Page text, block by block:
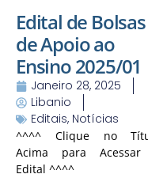
Edital de Bolsas
de Apoio ao
Ensino 2025/01
Janeiro 28, 2025
Libanio
Editais, Notícias
^^^^ Clique no
Acima para
Edital ^^^^